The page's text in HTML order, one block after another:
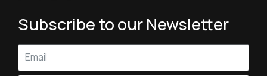
Subscribe to our Newsletter